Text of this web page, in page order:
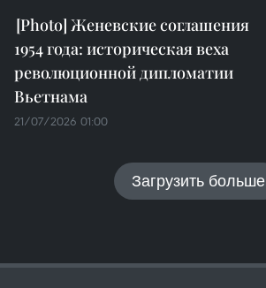
Женевские соглашения
1954 года: историческая веха
революционной дипломатии
Вьетнама
21/07/2026 01:00
Загрузить больше